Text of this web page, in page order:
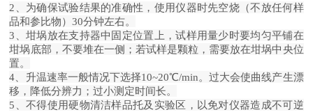
2、为确保试验结果的准确性，使用仪器时先空烧（不放任何样
品和参比物）30分钟左右。
3、坩埚放在支持器中固定位置上，试样用量少时要均匀平铺在
坩埚底部，不要堆在一侧；若试样是颗粒，需要放在坩埚中央位
置。
4、升温速率一般情况下选择10~20℃/min。过大会使曲线产生漂
移，降低分辨力；过小测定时间长。
5、不得使用硬物清洁样品托及实验区，以免对仪器造成不可逆